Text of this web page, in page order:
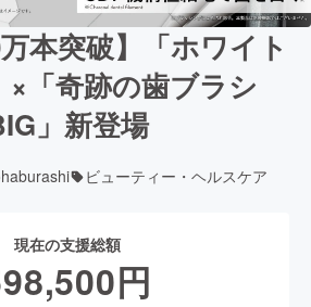
万本突破】「ホワイト
×「奇跡の歯ブラシ
」新登場
ビューティー・ヘルスケア
現在の支援総額
円